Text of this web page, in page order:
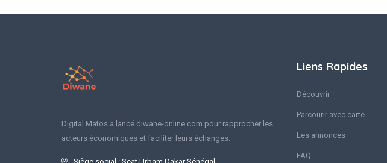
Digital Matos a lancé diwane-online.com pour rapprocher les
acteurs économiques et faciliter leurs échanges.
Liens Rapides
Découvrir
Parcourir avec carte
Les annonces
FAQ